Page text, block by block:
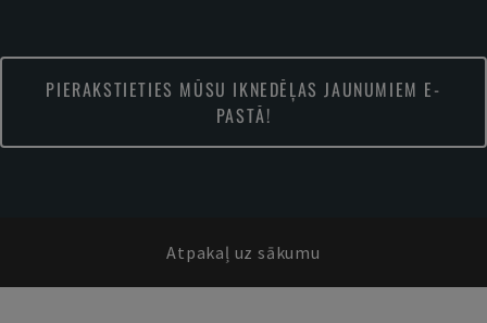
PIERAKSTIETIES MŪSU IKNEDĒĻAS JAUNUMIEM E-
PASTĀ!
Atpakaļ uz sākumu